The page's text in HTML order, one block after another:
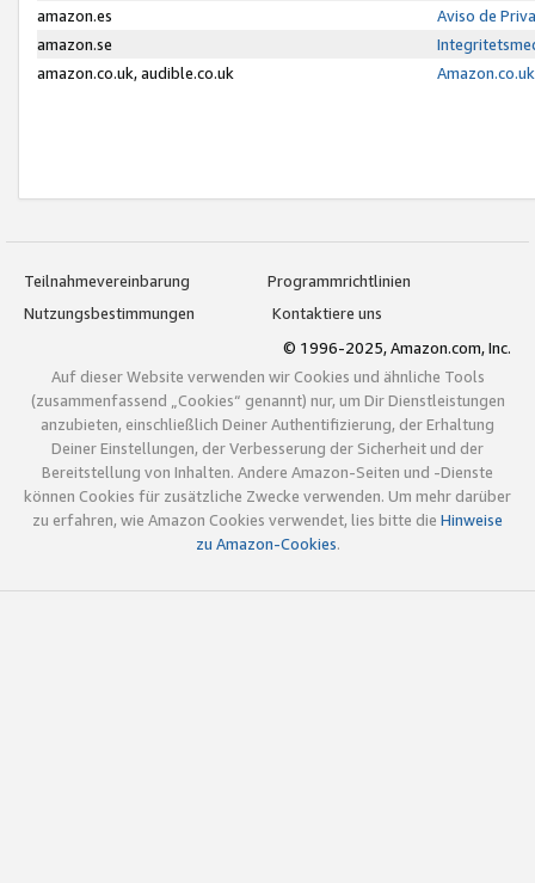
amazon.es
Aviso de
amazon.se
amazon.co.uk, audible.co.uk
Teilnahmevereinbarung
Programmrichtlinien
Nutzungsbestimmungen
Kontaktiere uns
© 1996-2025, Amazon.com, Inc.
Auf dieser Website verwenden wir Cookies und ähnliche Tools
(zusammenfassend „Cookies“ genannt) nur, um Dir Dienstleistungen
anzubieten, einschließlich Deiner Authentifizierung, der Erhaltung
Deiner Einstellungen, der Verbesserung der Sicherheit und der
Bereitstellung von Inhalten. Andere Amazon-Seiten und -Dienste
können Cookies für zusätzliche Zwecke verwenden. Um mehr darüber
zu erfahren, wie Amazon Cookies verwendet, lies bitte die Hinweise
zu Amazon-Cookies.